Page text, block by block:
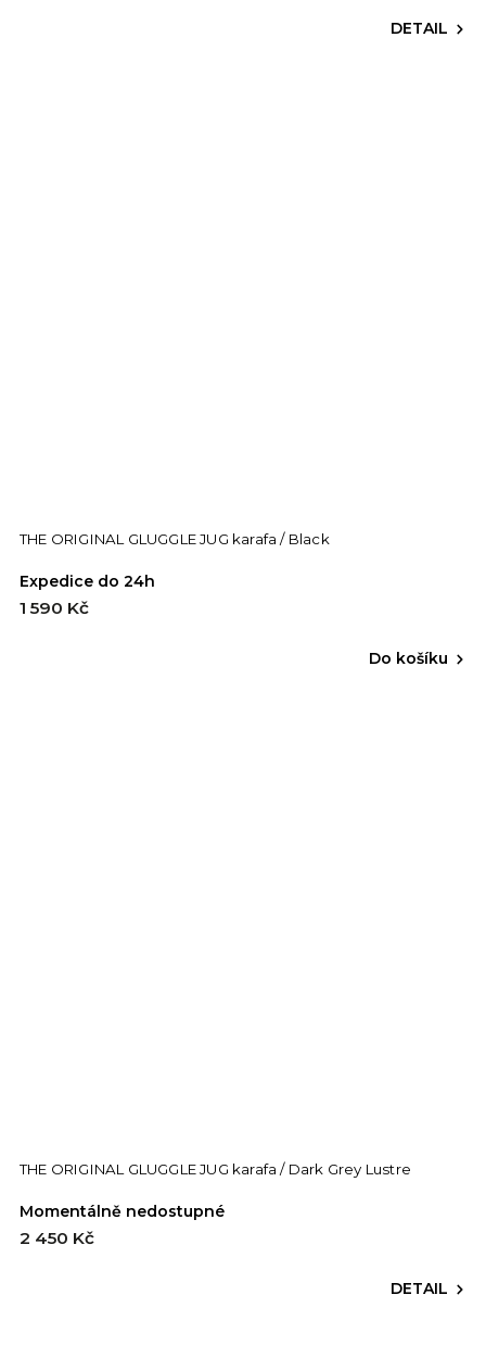
DETAIL
THE ORIGINAL GLUGGLE JUG karafa / Black
Expedice do 24h
1 590 Kč
Do košíku
THE ORIGINAL GLUGGLE JUG karafa / Dark Grey Lustre
Momentálně nedostupné
2 450 Kč
DETAIL